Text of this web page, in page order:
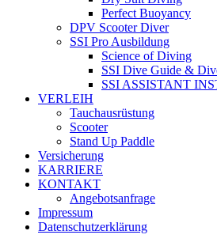
Perfect Buoyancy
DPV Scooter Diver
SSI Pro Ausbildung
Science of Diving
SSI Dive Guide &
SSI ASSISTANT
VERLEIH
Tauchausrüstung
Scooter
Stand Up Paddle
Versicherung
KARRIERE
KONTAKT
Angebots­anfrage
Impressum
Datenschutzerklärung